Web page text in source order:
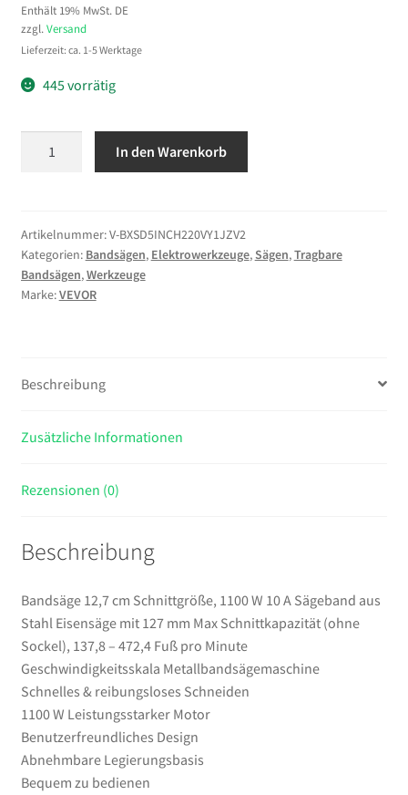
Enthält 19% MwSt. DE
zzgl. Versand
Lieferzeit: ca. 1-5 Werktage
445 vorrätig
Schnittgröße,
1100
W
10
Stahl
mit
mm
(ohne
137,8
-
472,4
Fuß
pro
Minute
Geschwindigkeitsskala
Metallbandsägemaschine
Menge
In den Warenkorb
Artikelnummer:V-BXSD5INCH220VY1JZV2
Kategorien: Bandsägen, Elektrowerkzeuge,Sägen,Tragbare
Bandsägen,Werkzeuge
Marke:VEVOR
Beschreibung
Zusätzliche Informationen
Rezensionen (0)
Beschreibung
Bandsäge 12,7 cm Schnittgröße, 1100 W 10 A Sägeband aus
Stahl Eisensäge mit 127 mm Max Schnittkapazität (ohne
Sockel), 137,8 – 472,4 Fuß pro Minute
Geschwindigkeitsskala Metallbandsägemaschine
Schnelles & reibungsloses Schneiden
1100 W Leistungsstarker Motor
Benutzerfreundliches Design
Abnehmbare Legierungsbasis
Bequem zu bedienen